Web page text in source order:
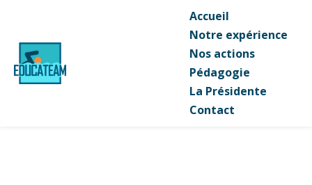
Accueil
Notre expérience
Nos actions
Pédagogie
La Présidente
Contact